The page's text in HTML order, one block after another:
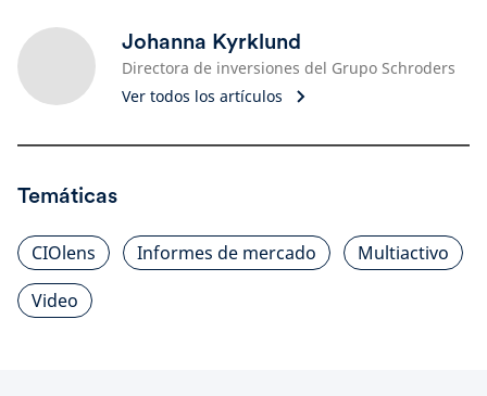
Johanna Kyrklund
Directora de inversiones del Grupo Schroders
Ver todos los artículos
Temáticas
CIOlens Informes de mercado
Multiactivo
Video